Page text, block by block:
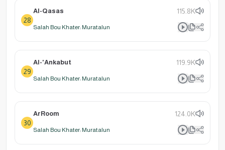
28
Al-Qasas 115.8K
Salah Bou Khater: Muratalun
29
Al-'Ankabut 119.9K
Salah Bou Khater: Muratalun
30
ArRoom 124.0K
Salah Bou Khater: Muratalun